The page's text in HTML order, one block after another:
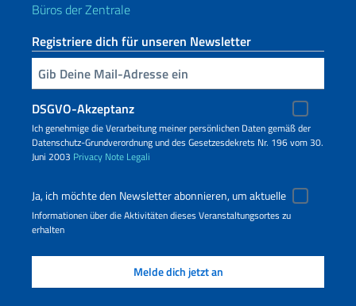
Büros der Zentrale
Registriere dich für unseren Newsletter
Geben Sie Ihre E-Mail ein
DSGVO-Akzeptanz
Ich genehmige die Verarbeitung meiner persönlichen Daten gemäß der
Datenschutz-Grundverordnung und des Gesetzesdekrets Nr. 196 vom 30.
Juni 2003 Privacy Note Legali
Ja, ich möchte den Newsletter abonnieren, um aktuelle
Informationen über die Aktivitäten dieses Veranstaltungsortes zu
erhalten